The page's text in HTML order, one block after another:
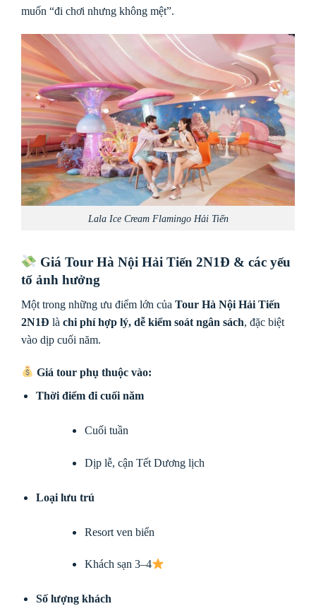
muốn “đi chơi nhưng không mệt”.
Lala Ice Cream Flamingo Hải Tiến
Giá Tour Hà Nội Hải Tiến 2N1Đ & các yếu
tố ảnh hưởng
Một trong những ưu điểm lớn của Tour Hà Nội Hải Tiến
2N1Đ là chi phí hợp lý, dễ kiểm soát ngân sách, đặc biệt
vào dịp cuối năm.
Giá tour phụ thuộc vào:
Thời điểm đi cuối năm
Cuối tuần
Dịp lễ, cận Tết Dương lịch
Loại lưu trú
Resort ven biển
Khách sạn 3–4
Số lượng khách